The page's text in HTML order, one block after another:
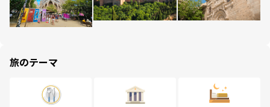
旅のテーマ